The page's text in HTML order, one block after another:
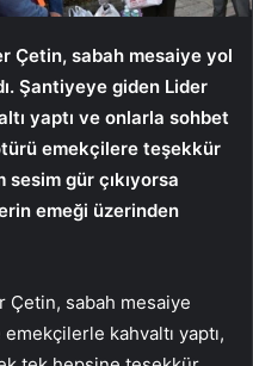
Çetin, sabah mesaiye yol
Şantiyeye giden Lider
yaptı ve onlarla sohbet
emekçilere teşekkür
gür çıkıyorsa
emeği üzerinden
Çetin, sabah mesaiye
kahvaltı yaptı,